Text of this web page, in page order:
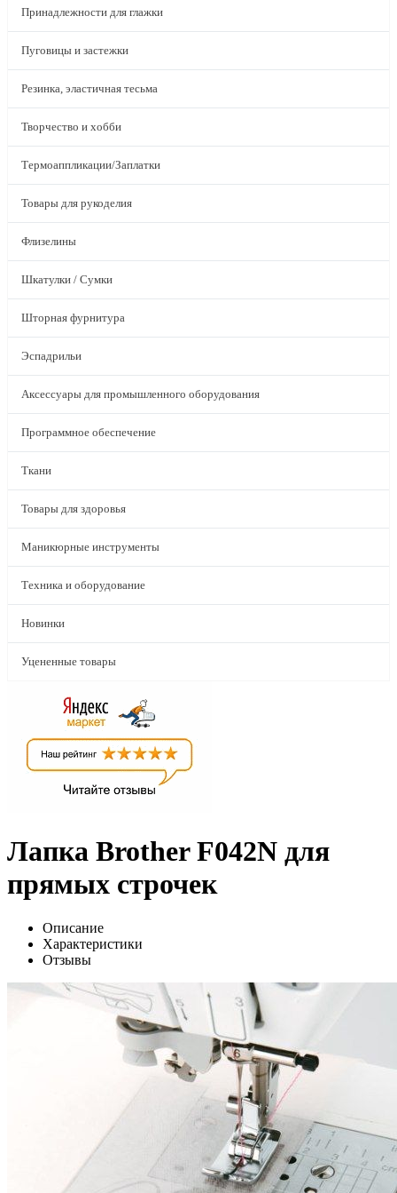
Принадлежности для глажки
Пуговицы и застежки
Резинка, эластичная тесьма
Творчество и хобби
Термоаппликации/Заплатки
Товары для рукоделия
Флизелины
Шкатулки / Сумки
Шторная фурнитура
Эспадрильи
Аксессуары для промышленного оборудования
Программное обеспечение
Ткани
Товары для здоровья
Маникюрные инструменты
Техника и оборудование
Новинки
Уцененные товары
Лапка Brother F042N для
прямых строчек
Описание
Характеристики
Отзывы